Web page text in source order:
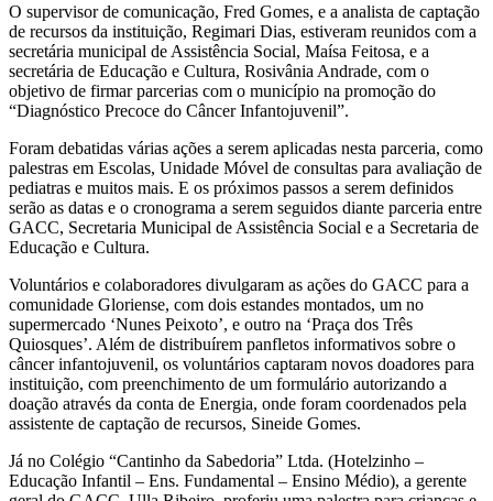
O supervisor de comunicação, Fred Gomes, e a analista de captação
de recursos da instituição, Regimari Dias, estiveram reunidos com a
secretária municipal de Assistência Social, Maísa Feitosa, e a
secretária de Educação e Cultura, Rosivânia Andrade, com o
objetivo de firmar parcerias com o município na promoção do
“Diagnóstico Precoce do Câncer Infantojuvenil”.
Foram debatidas várias ações a serem aplicadas nesta parceria, como
palestras em Escolas, Unidade Móvel de consultas para avaliação de
pediatras e muitos mais. E os próximos passos a serem definidos
serão as datas e o cronograma a serem seguidos diante parceria entre
GACC, Secretaria Municipal de Assistência Social e a Secretaria de
Educação e Cultura.
Voluntários e colaboradores divulgaram as ações do GACC para a
comunidade Gloriense, com dois estandes montados, um no
supermercado ‘Nunes Peixoto’, e outro na ‘Praça dos Três
Quiosques’. Além de distribuírem panfletos informativos sobre o
câncer infantojuvenil, os voluntários captaram novos doadores para
instituição, com preenchimento de um formulário autorizando a
doação através da conta de Energia, onde foram coordenados pela
assistente de captação de recursos, Sineide Gomes.
Já no Colégio “Cantinho da Sabedoria” Ltda. (Hotelzinho –
Educação Infantil – Ens. Fundamental – Ensino Médio), a gerente